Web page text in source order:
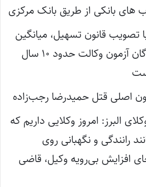
های بانکی از طریق بانک مرکزی
تصویب قانون تسهیل، میانگین
سنی قبول‌شدگان آزمون وکالت حدود ۱۰ سال
اصلی قتل حمیدرضا رجب‌زاده
البرز: امروز وکلایی داریم که
رانندگی و نگهبانی روی
افزایش بی‌رویه وکیل، قاضی